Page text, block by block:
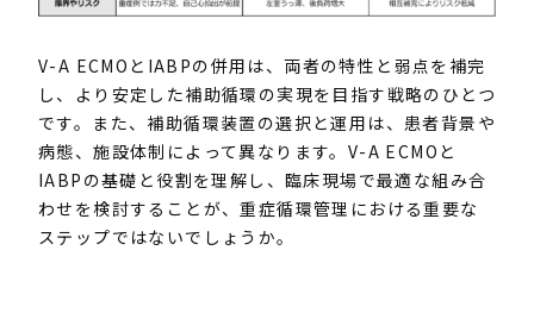
V-A ECMO と IABPの併用は、両者の特性と弱点を補完
し、より安定した補助循環の実現を目指す戦略のひとつ
です。また、補助循環装置の選択と運用は、患者背景や
病態、施設体制によって異なります。 V-A ECMO と
IABP の基礎と役割を理解し、臨床現場で最適な組み合
わせを検討することが、重症循環管理における重要な
ステップではないでしょうか。